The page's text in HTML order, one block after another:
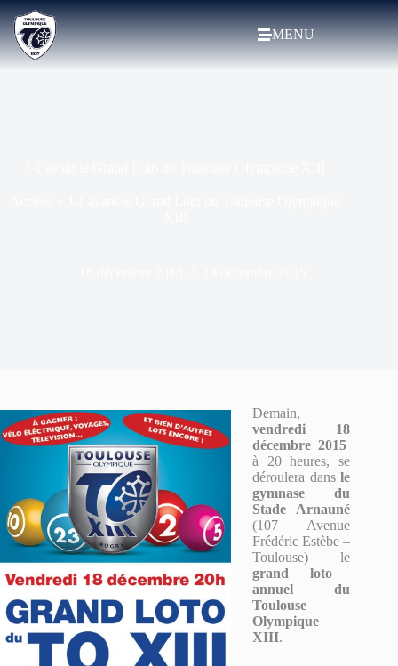
MENU
Demain,
vendredi 18
décembre 2015
à 20 heures, se
déroulera dansle
gymnase du
Stade Arnauné
(107 Avenue
Frédéric Estèbe –
Toulouse) le
grand loto
annuel du
Toulouse
Olympique
XIII.